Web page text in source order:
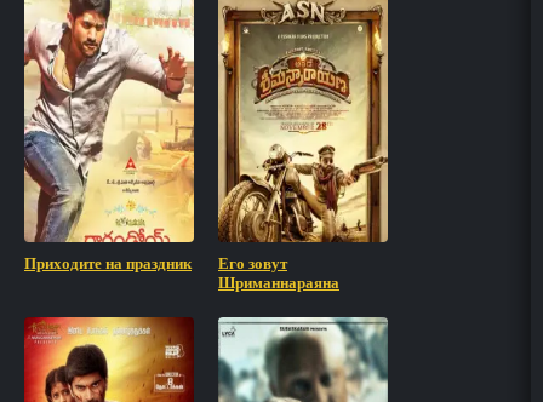
Приходите на праздник
Его зовут
Шриманнараяна